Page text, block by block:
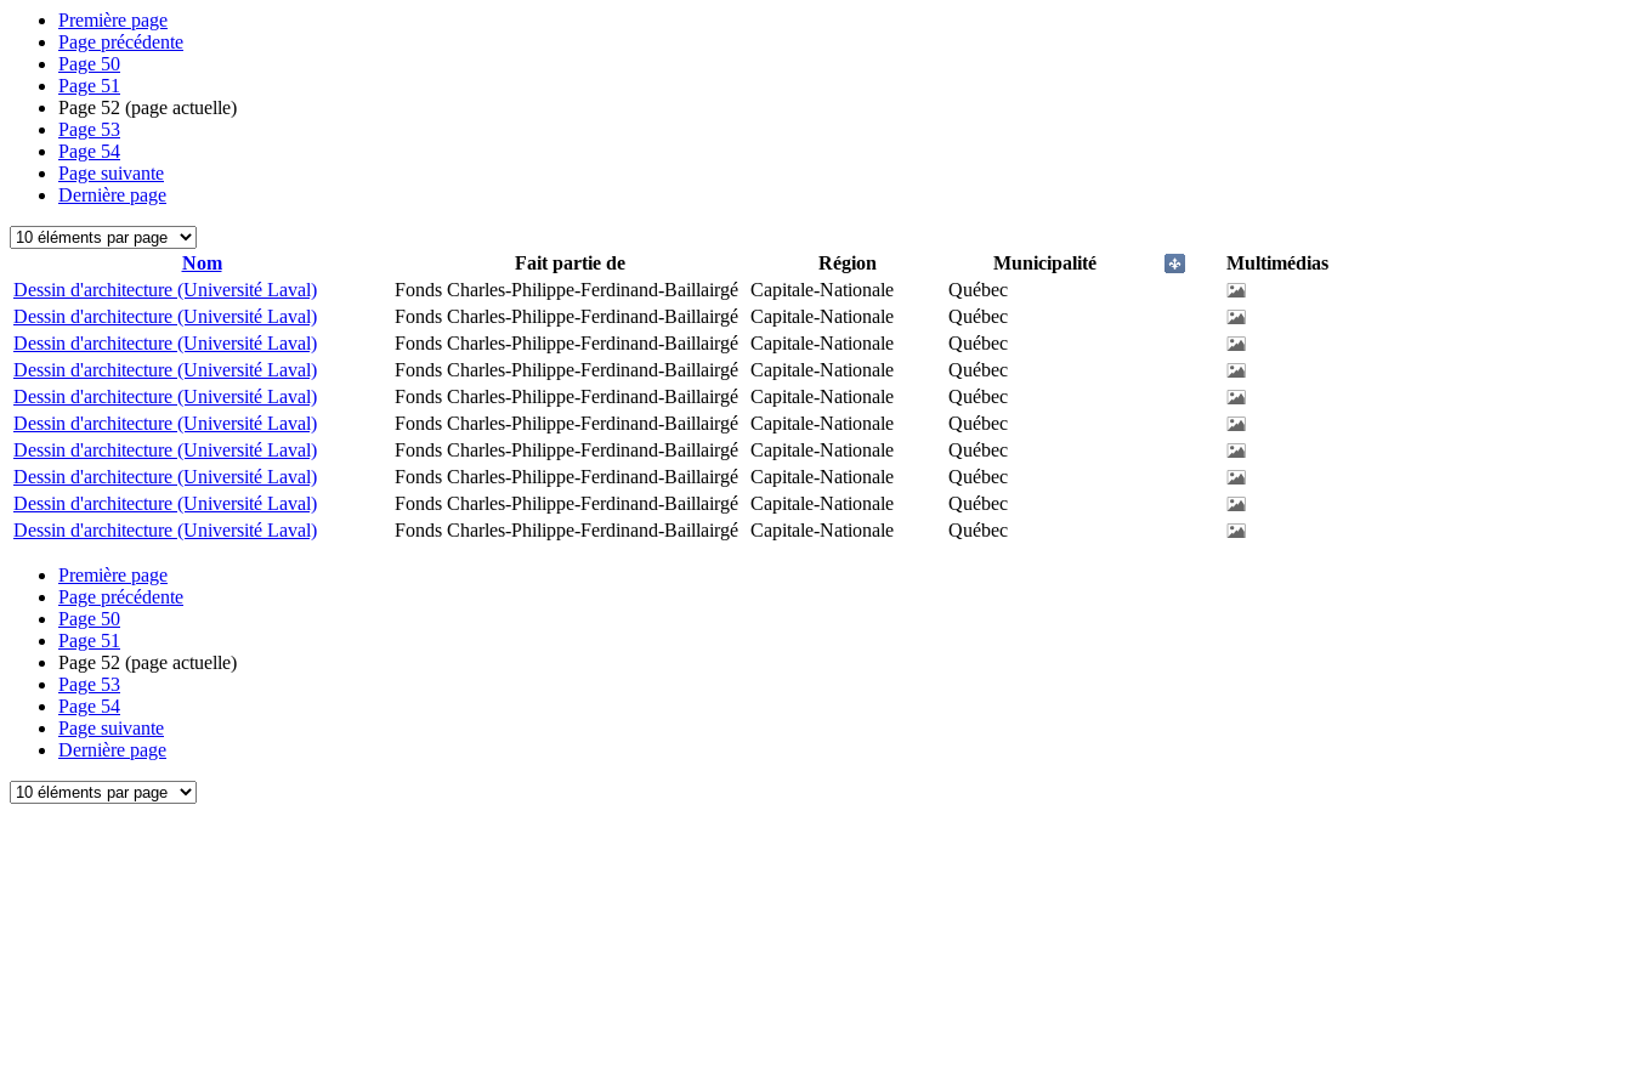
Première page
Page précédente
Page 50
Page 51
Page 52 (page actuelle)
Page 53
Page 54
Page suivante
Dernière page
Nom Fait partie de Région Municipalité
Multimédias
Dessin d'architecture (Université Laval)
Fonds Charles-Philippe-Ferdinand-Baillairgé Capitale-Nationale
Québec
Dessin d'architecture (Université Laval)
Fonds Charles-Philippe-Ferdinand-Baillairgé Capitale-Nationale
Québec
Dessin d'architecture (Université Laval)
Fonds Charles-Philippe-Ferdinand-Baillairgé Capitale-Nationale
Québec
Dessin d'architecture (Université Laval)
Fonds Charles-Philippe-Ferdinand-Baillairgé Capitale-Nationale
Québec
Dessin d'architecture (Université Laval)
Fonds Charles-Philippe-Ferdinand-Baillairgé Capitale-Nationale
Québec
Dessin d'architecture (Université Laval)
Fonds Charles-Philippe-Ferdinand-Baillairgé Capitale-Nationale
Québec
Dessin d'architecture (Université Laval)
Fonds Charles-Philippe-Ferdinand-Baillairgé Capitale-Nationale
Québec
Dessin d'architecture (Université Laval)
Fonds Charles-Philippe-Ferdinand-Baillairgé Capitale-Nationale
Québec
Dessin d'architecture (Université Laval)
Fonds Charles-Philippe-Ferdinand-Baillairgé Capitale-Nationale
Québec
Dessin d'architecture (Université Laval)
Fonds Charles-Philippe-Ferdinand-Baillairgé Capitale-Nationale Québec
Première page
Page précédente
Page 50
Page 51
Page 52 (page actuelle)
Page 53
Page 54
Page suivante
Dernière page